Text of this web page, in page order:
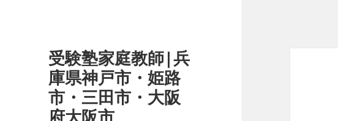
受験塾家庭教師|兵
庫県神戸市・姫路
市・三田市・大阪
府大阪市